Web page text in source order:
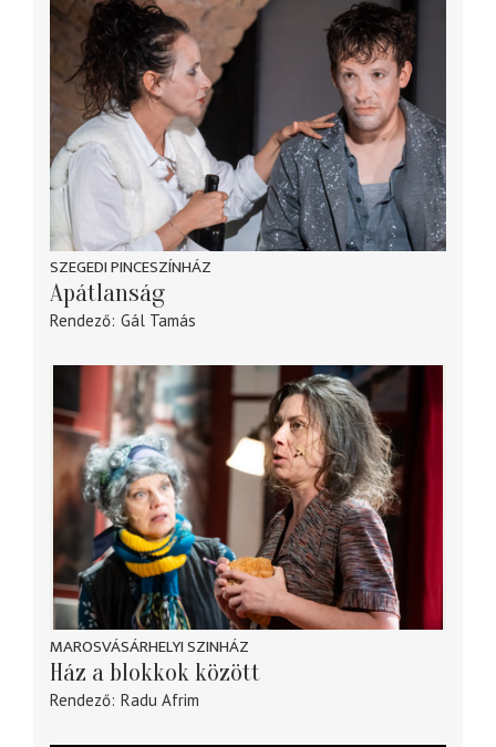
SZEGEDI PINCESZÍNHÁZ
Apátlanság
Rendező Gál Tamás
MAROSVÁSÁRHELYI SZINHÁZ
Ház a blokkok között
Rendező Radu Afrim